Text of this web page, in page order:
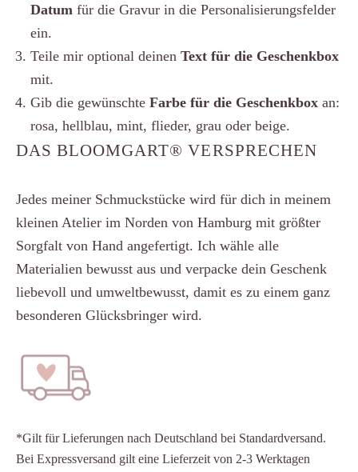
Datum für die Gravur in die Personalisierungsfelder
ein.
Teile mir optional deinen Text für die Geschenkbox
mit.
Gib die gewünschte Farbe für die Geschenkbox an:
rosa, hellblau, mint, flieder, grau oder beige.
DAS BLOOMGART® VERSPRECHEN
Jedes meiner Schmuckstücke wird für dich in meinem
kleinen Atelier im Norden von Hamburg mit größter
Sorgfalt von Hand angefertigt. Ich wähle alle
Materialien bewusst aus und verpacke dein Geschenk
liebevoll und umweltbewusst, damit es zu einem ganz
besonderen Glücksbringer wird.
*Gilt für Lieferungen nach Deutschland bei Standardversand.
Bei Expressversand gilt eine Lieferzeit von 2-3 Werktagen